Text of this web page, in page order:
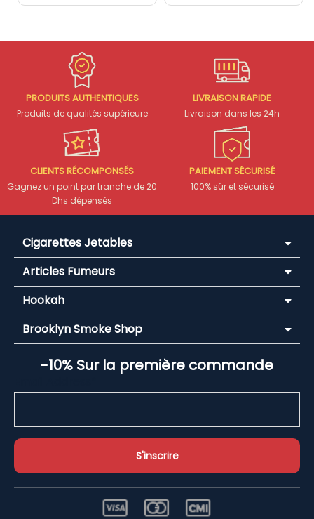
PRODUITS AUTHENTIQUES
Produits de qualités supérieure
LIVRAISON RAPIDE
Livraison dans les 24h
CLIENTS RÉCOMPONSÉS
Gagnez un point par tranche de 20
Dhs dépensés
PAIEMENT SÉCURISÉ
100% sûr et sécurisé
Cigarettes Jetables
Articles Fumeurs
Hookah
Brooklyn Smoke Shop
-10% Sur la première commande